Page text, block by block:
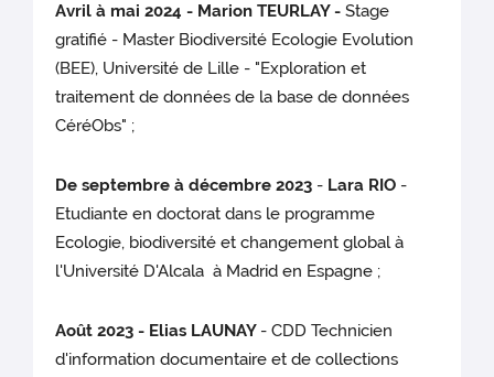
Avril à mai 2024 - Marion TEURLAY -Stage
gratifié - Master Biodiversité Ecologie Evolution
(BEE), Université de Lille - "Exploration et
traitement de données de la base de données
CéréObs" ;
De septembre à décembre 2023 - Lara RIO -
Etudiante en doctorat dans le programme
Ecologie, biodiversité et changement global à
l'Université D'Alcala à Madrid en Espagne ;
Août 2023 - Elias LAUNAY - CDD Technicien
d'information documentaire et de collections